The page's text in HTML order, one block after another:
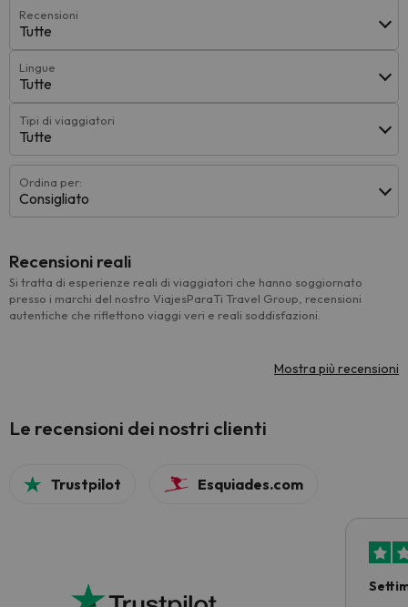
Recensioni
Tutte
Lingue
Tutte
Tipi di viaggiatori
Tutte
Ordina per:
Consigliato
Recensioni reali
Si tratta di esperienze reali di viaggiatori che hanno soggiornato
presso i marchi del nostro ViajesParaTi Travel Group, recensioni
autentiche che riflettono viaggi veri e reali soddisfazioni.
Mostra più recensioni
Le recensioni dei nostri clienti
Trustpilot Esquiades.com